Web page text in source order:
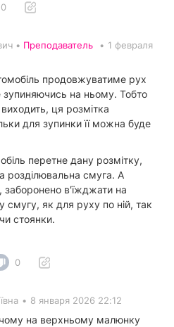
0
• Преподаватель • 1 февраля
продовжуватиме рух
зупиняючись на ньому. Тобто
ця розмітка
для зупинки її можна буде
перетне дану розмітку,
розділювальна смуга. А
, заборонено в'їжджати на
смугу, як для руху по ній, так
стоянки.
0
• 8 января 2026 22:12
на верхньому малюнку